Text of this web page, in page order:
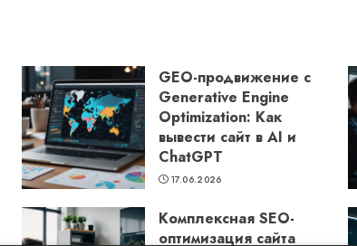
GEO-продвижение с
Generative Engine
Optimization: Как
вывести сайт в AI и
ChatGPT
17.06.2026
Комплексная SEO-
оптимизация сайта